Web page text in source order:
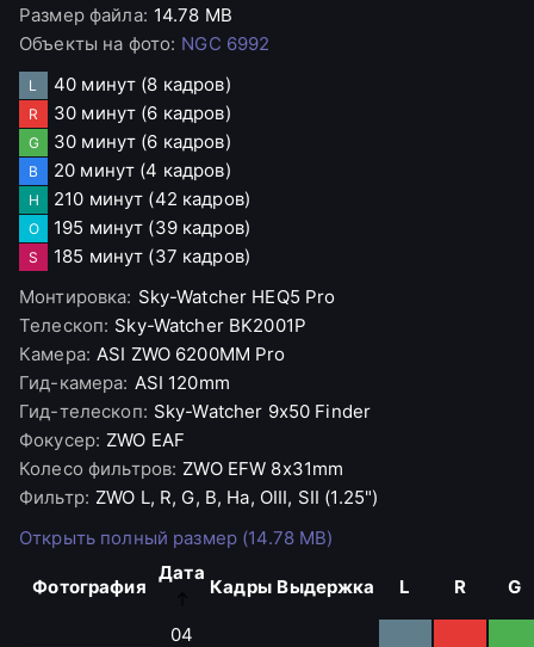
Размер файла: 14.78 MB
Объекты на фото: NGC 6992
L 40 минут (8 кадров)
R 30 минут (6 кадров)
G 30 минут (6 кадров)
B 20 минут (4 кадров)
H 210 минут (42 кадров)
O 195 минут (39 кадров)
S 185 минут (37 кадров)
Монтировка: Sky-Watcher HEQ5 Pro
Телескоп: Sky-Watcher BK2001P
Камера: ASI ZWO 6200MM Pro
Гид-камера: ASI 120mm
Гид-телескоп: Sky-Watcher 9x50 Finder
Фокусер: ZWO EAF
Колесо фильтров: ZWO EFW 8x31mm
Фильтр: ZWO L, R, G, B, Ha, OIII, SII (1.25")
Открыть полный размер (14.78 MB)
Фотография
Дата
Кадры Выдержка L R G
04